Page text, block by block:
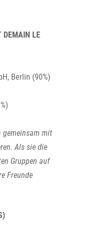
DEMAIN LE
Berlin (90%)
gemeinsam mit
Als sie die
Gruppen auf
Freunde